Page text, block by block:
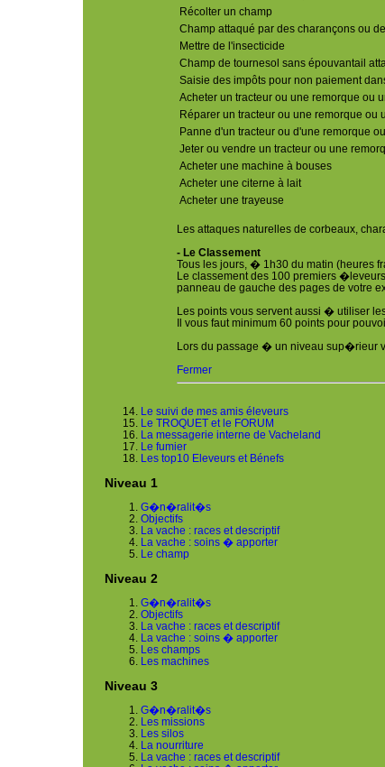
Récolter un champ
Champ attaqué par des charançons ou
Mettre de l'insecticide
Champ de tournesol sans épouvantail
Saisie des impôts pour non paiement
Acheter un tracteur ou une remorque ou
Réparer un tracteur ou une remorque ou
Panne d'un tracteur ou d'une remorque
Jeter ou vendre un tracteur ou une
Acheter une machine à bouses
Acheter une citerne à lait
Acheter une trayeuse
Les attaques naturelles de corbeaux,
- Le Classement
Tous les jours, � 1h30 du matin (heures
Le classement des 100 premiers
panneau de gauche des pages de votre
Les points vous servent aussi � utiliser
Il vous faut minimum 60 points pour
Lors du passage � un niveau sup�rieur
Fermer
Le suivi de mes amis éleveurs
Le TROQUET et le FORUM
La messagerie interne de Vacheland
Le fumier
Les top10 Eleveurs et Bénefs
Niveau 1
G�n�ralit�s
Objectifs
La vache : races et descriptif
La vache : soins � apporter
Le champ
Niveau 2
G�n�ralit�s
Objectifs
La vache : races et descriptif
La vache : soins � apporter
Les champs
Les machines
Niveau 3
G�n�ralit�s
Les missions
Les silos
La nourriture
La vache : races et descriptif